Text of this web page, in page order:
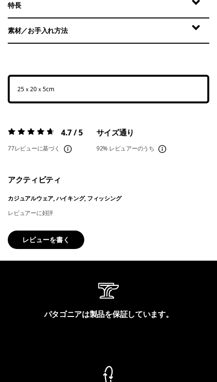
特長
素材／お手入れ方法
25ｘ20ｘ5cm
評価:4.7 / 5 4.7 / 5
77レビューに基づく
サイズ通り
92% レビュアーのうち
アクティビティ
カジュアルウェア, ハイキング, フィッシング
レビュアーに好評
レビューを書く
パタゴニアは製品を保証しています。